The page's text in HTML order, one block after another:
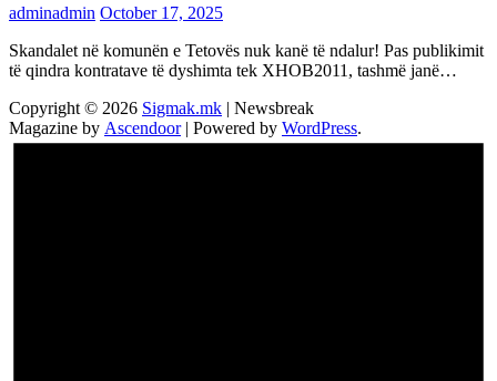
adminadmin October 17, 2025
Skandalet në komunën e Tetovës nuk kanë të ndalur! Pas publikimit
të qindra kontratave të dyshimta tek XHOB2011, tashmë janë…
Copyright © 2026 Sigmak.mk | Newsbreak
Magazine by Ascendoor| Powered by WordPress.